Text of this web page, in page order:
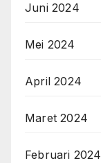
Juni 2024
Mei 2024
April 2024
Maret 2024
Februari 2024